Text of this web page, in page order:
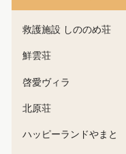
救護施設 しののめ荘
鮮雲荘
啓愛ヴィラ
北原荘
ハッピーランドやまと